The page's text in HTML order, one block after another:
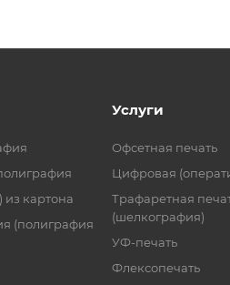
из картона
(полиграфия
Услуги
Офсетная печать
Цифровая
Трафаретная
(шелкография)
УФ-печать
Флексопечать